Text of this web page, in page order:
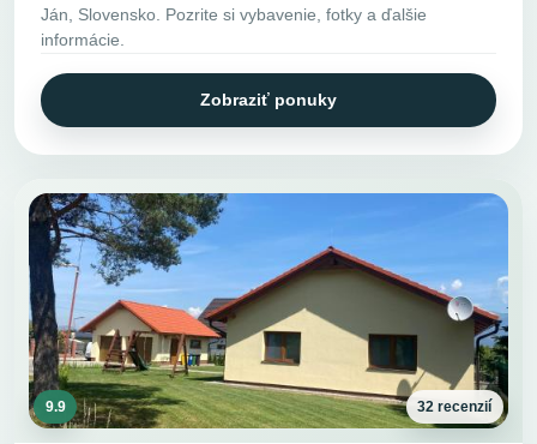
Ján, Slovensko. Pozrite si vybavenie, fotky a ďalšie
informácie.
Zobraziť ponuky
9.9 32 recenzií